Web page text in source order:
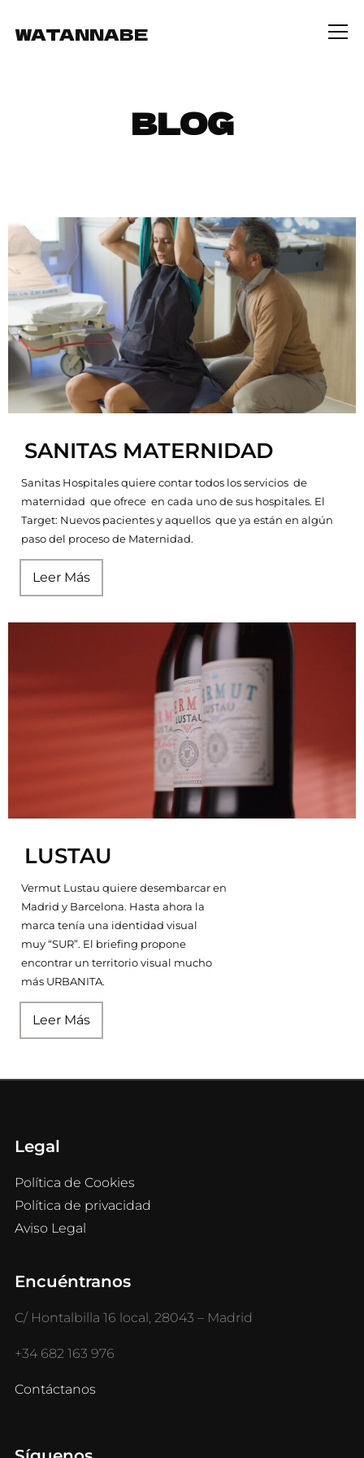
WATANNABE Info
BLOG
14/10/2024 No hay comentarios
SANITAS MATERNIDAD
Sanitas Hospitales quiere contar todos los servicios de
maternidad que ofrece en cada uno de sus hospitales. El
Target: Nuevos pacientes y aquellos que ya están en algún
paso del proceso de Maternidad.
Leer Más
15/07/2024 No hay comentarios
LUSTAU
Vermut Lustau quiere desembarcar en
Madrid y Barcelona. Hasta ahora la
marca tenía una identidad visual
muy “SUR”. El briefing propone
encontrar un territorio visual mucho
más URBANITA.
Leer Más
Legal
Política de Cookies
Política de privacidad
Aviso Legal
Encuéntranos
C/ Hontalbilla 16 local, 28043 – Madrid
+34 682 163 976
Contáctanos